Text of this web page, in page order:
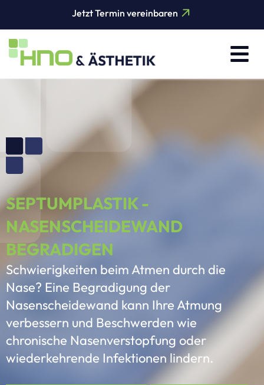
Jetzt Termin vereinbaren
SEPTUMPLASTIK -
NASENSCHEIDEWAND
BEGRADIGEN
Schwierigkeiten beim Atmen durch die
Nase? Eine Begradigung der
Nasenscheidewand kann Ihre Atmung
verbessern und Beschwerden wie
chronische Nasenverstopfung oder
wiederkehrende Infektionen lindern.